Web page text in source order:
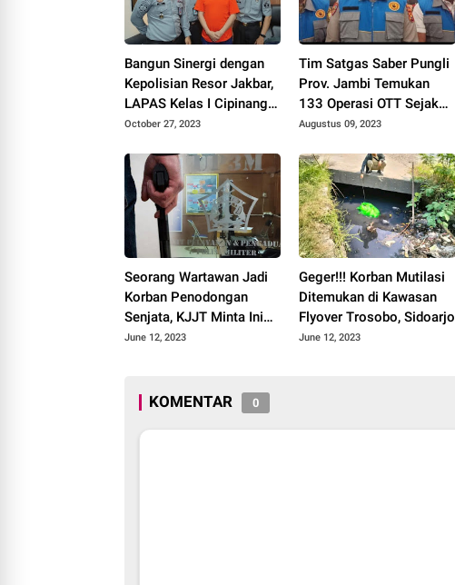
Bangun Sinergi dengan
Kepolisian Resor Jakbar,
LAPAS Kelas I Cipinang
Komitmen Bersih
October 27, 2023
Tim Satgas Saber Pungli
Prov. Jambi Temukan
133 Operasi OTT Sejak
Januari Hingga Juni
Augustus 09, 2023
Seorang Wartawan Jadi
Korban Penodongan
Senjata, KJJT Minta Ini
Kepada Panglima TNI
June 12, 2023
Geger!!! Korban Mutilasi
Ditemukan di Kawasan
Flyover Trosobo, Sidoarjo
June 12, 2023
KOMENTAR 0